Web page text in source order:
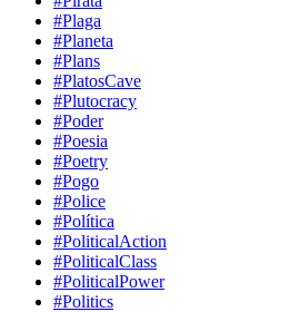
#Plaga
#Planeta
#Plans
#PlatosCave
#Plutocracy
#Poder
#Poesia
#Poetry
#Pogo
#Police
#Política
#PoliticalAction
#PoliticalClass
#PoliticalPower
#Politics